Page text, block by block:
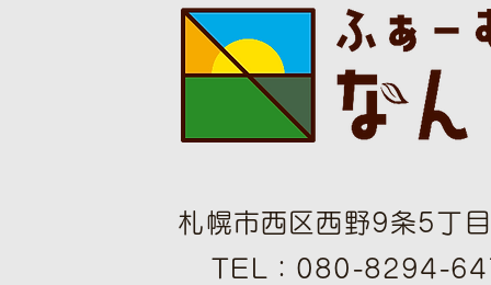
札幌市西区西野9条5丁
TEL：080-8294-